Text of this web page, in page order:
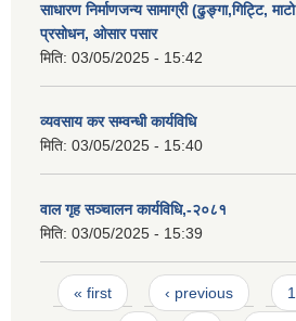
साधारण निर्माणजन्य सामाग्री (ढुङ्गा,गिट्टि,
प्रसोधन, ओसार पसार
मिति: 03/05/2025 - 15:42
व्यवसाय कर सम्वन्धी कार्यविधि
मिति: 03/05/2025 - 15:40
वाल गृह सञ्चालन कार्यविधि,-२०८१
मिति: 03/05/2025 - 15:39
Pages
« first ‹ previous 1